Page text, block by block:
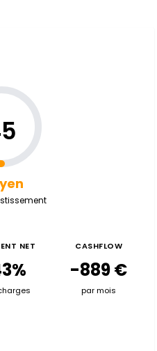
NET CASHFLOW
-889 €
par mois